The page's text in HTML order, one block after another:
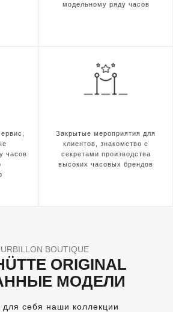
модельному ряду часов
часов
Закрытые мероприятия для
клиентов, знакомство с
секретами производства
высоких часовых брендов
BOUTIQUE
ORIGINAL
МОДЕЛИ
для себя наши коллекции